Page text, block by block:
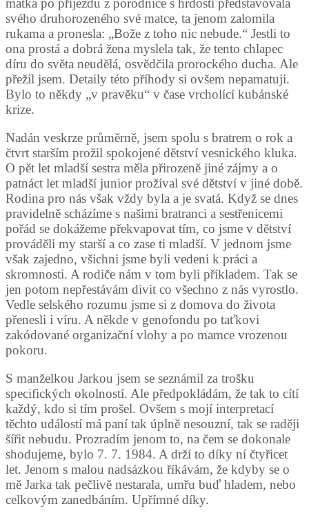
matka po příjezdu z porodnice s hrdostí představovala
svého druhorozeného své matce, ta jenom zalomila
rukama a pronesla: „Bože z toho nic nebude.“ Jestli to
ona prostá a dobrá žena myslela tak, že tento chlapec
díru do světa neudělá, osvědčila prorockého ducha. Ale
přežil jsem. Detaily této příhody si ovšem nepamatuji.
Bylo to někdy „v pravěku“ v čase vrcholící kubánské
krize.
Nadán veskrze průměrně, jsem spolu s bratrem o rok a
čtvrt starším prožil spokojené dětství vesnického kluka.
O pět let mladší sestra měla přirozeně jiné zájmy a o
patnáct let mladší junior prožíval své dětství v jiné době.
Rodina pro nás však vždy byla a je svatá. Když se dnes
pravidelně scházíme s našimi bratranci a sestřenicemi
pořád se dokážeme překvapovat tím, co jsme v dětství
prováděli my starší a co zase ti mladší. V jednom jsme
však zajedno, všichni jsme byli vedeni k práci a
skromnosti. A rodiče nám v tom byli příkladem. Tak se
jen potom nepřestávám divit co všechno z nás vyrostlo.
Vedle selského rozumu jsme si z domova do života
přenesli i víru. A někde v genofondu po taťkovi
zakódované organizační vlohy a po mamce vrozenou
pokoru.
S manželkou Jarkou jsem se seznámil za trošku
specifických okolností. Ale předpokládám, že tak to cítí
každý, kdo si tím prošel. Ovšem s mojí interpretací
těchto událostí má paní tak úplně nesouzní, tak se raději
šířit nebudu. Prozradím jenom to, na čem se dokonale
shodujeme, bylo 7. 7. 1984. A drží to díky ní čtyřicet
let. Jenom s malou nadsázkou říkávám, že kdyby se o
mě Jarka tak pečlivě nestarala, umřu buď hladem, nebo
celkovým zanedbáním. Upřímné díky.